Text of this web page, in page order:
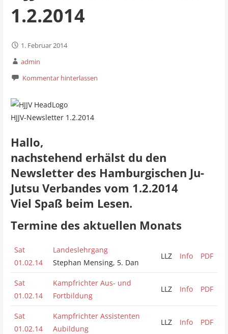
1.2.2014
1. Februar 2014
admin
Kommentar hinterlassen
HJJV-Newsletter 1.2.2014
Hallo,
nachstehend erhälst du den
Newsletter des Hamburgischen Ju-
Jutsu Verbandes vom 1.2.2014
Viel Spaß beim Lesen.
Termine des aktuellen Monats
Sat
01.02.14
Landeslehrgang
Stephan Mensing, 5. Dan
LLZ Info PDF
Sat
01.02.14
Kampfrichter Aus- und
Fortbildung
LLZ Info PDF
Sat
01.02.14
Kampfrichter Assistenten
Aubildung
LLZ Info PDF